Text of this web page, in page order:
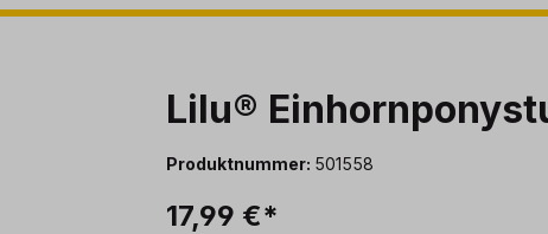
Lilu®
Produktnummer: 501558
17,99 €*